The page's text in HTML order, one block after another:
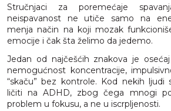
Stručnjaci za poremećaje
neispavanost ne utiče samo na
menja način na koji mozak
emocije i čak šta želimo da jedemo.
Jedan od najčešćih znakova je
nemogućnost koncentracije,
“skaču” bez kontrole. Kod nekih
ličiti na ADHD, zbog čega mnogi
problem u fokusu, a ne u iscrpljenosti.